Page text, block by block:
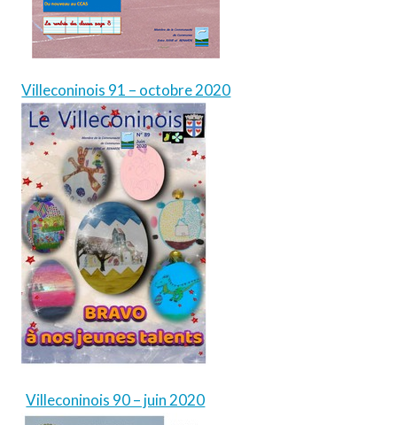
Villeconinois 91 – octobre 2020
Villeconinois 90 – juin 2020